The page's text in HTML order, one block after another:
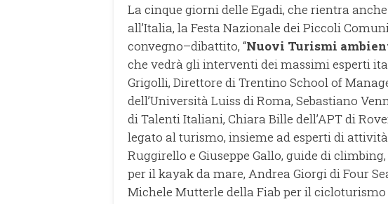
La cinque giorni delle Egadi, che rientra
all’Italia, la Festa Nazionale dei Piccoli
convegno–dibattito, “Nuovi Turismi
che vedrà gli interventi dei massimi esperti
Grigolli, Direttore di Trentino School of
dell’Università Luiss di Roma, Sebastiano
di Talenti Italiani, Chiara Bille dell’APT di
legato al turismo, insieme ad esperti di
Ruggirello e Giuseppe Gallo, guide di
per il kayak da mare, Andrea Giorgi di Four
Michele Mutterle della Fiab per il